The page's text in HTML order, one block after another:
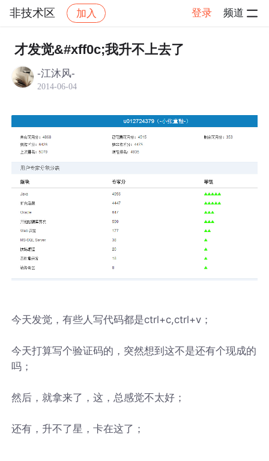
非技术区 加入 登录 频道
社区 非技术区 帖子详情
才发觉&#xff0c;我升不上去了
-江沐风-
2014-06-04
今天发觉，有些人写代码都是ctrl+c,ctrl+v；
今天打算写个验证码的，突然想到这不是还有个现成的
吗；
然后，就拿来了，这，总感觉不太好；
还有，升不了星，卡在这了；